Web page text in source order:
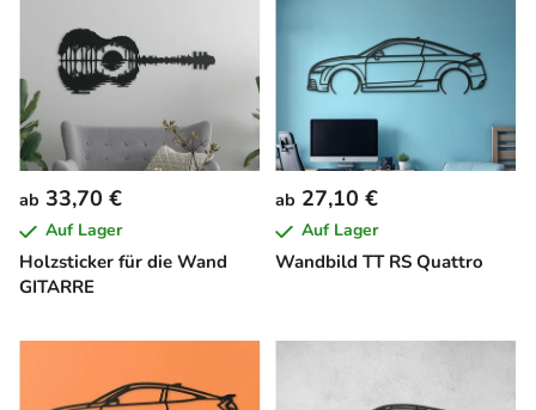
Holzsticker für die Wand
GITARRE
ab 33,70 €
Auf Lager
Wandbild TT RS Quattro
ab 27,10 €
Auf Lager